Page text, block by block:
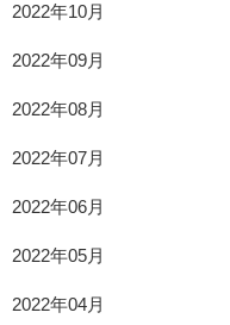
2022年10月
2022年09月
2022年08月
2022年07月
2022年06月
2022年05月
2022年04月